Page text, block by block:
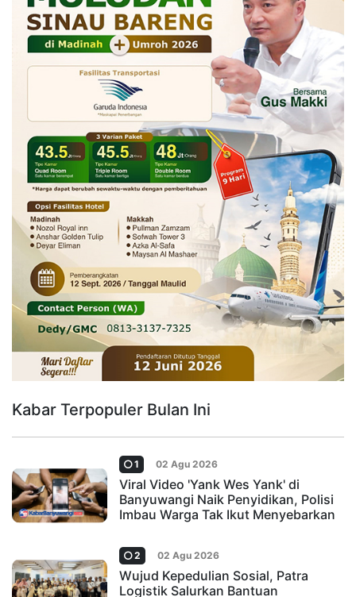
Kabar Terpopuler Bulan Ini
1 02 Agu 2026
Viral Video 'Yank Wes Yank' di
Banyuwangi Naik Penyidikan, Polisi
Imbau Warga Tak Ikut Menyebarkan
2 02 Agu 2026
Wujud Kepedulian Sosial, Patra
Logistik Salurkan Bantuan